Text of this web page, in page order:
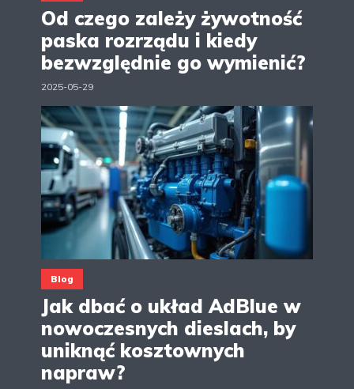
Od czego zależy żywotność
paska rozrządu i kiedy
bezwzględnie go wymienić?
2025-05-29
Blog
Jak dbać o układ AdBlue w
nowoczesnych dieslach, by
uniknąć kosztownych
napraw?